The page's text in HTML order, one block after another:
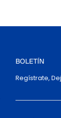
BOLETÍN
Regístrate,